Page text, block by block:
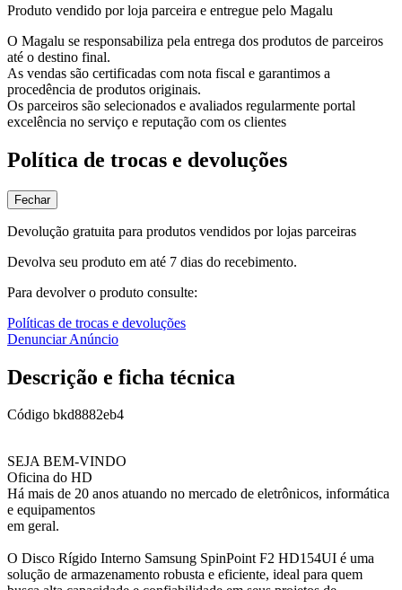
Produto vendido por loja parceira e entregue pelo Magalu
O Magalu se responsabiliza pela entrega dos produtos de parceiros
até o destino final.
As vendas são certificadas com nota fiscal e garantimos a
procedência de produtos originais.
Os parceiros são selecionados e avaliados regularmente portal
excelência no serviço e reputação com os clientes
Política de trocas e devoluções
Fechar
Devolução gratuita para produtos vendidos por lojas parceiras
Devolva seu produto em até 7 dias do recebimento.
Para devolver o produto consulte:
Políticas de trocas e devoluções
Denunciar Anúncio
Descrição e ficha técnica
Código bkd8882eb4
SEJA BEM-VINDO
Oficina do HD
Há mais de 20 anos atuando no mercado de eletrônicos, informática
e equipamentos
em geral.
O Disco Rígido Interno Samsung SpinPoint F2 HD154UI é uma
solução de armazenamento robusta e eficiente, ideal para quem